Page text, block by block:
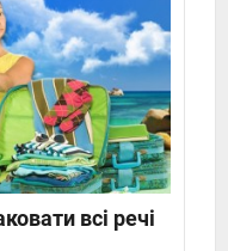
всі речі